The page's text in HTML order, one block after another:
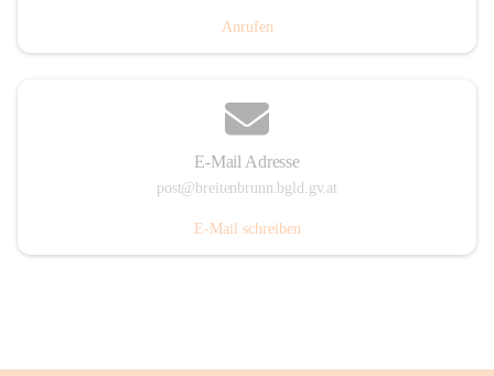
Anrufen
E-Mail Adresse
post@breitenbrunn.bgld.gv.at
E-Mail schreiben